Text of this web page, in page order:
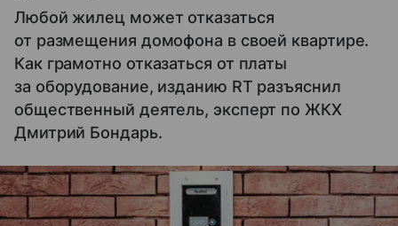
Любой жилец может отказаться
от размещения домофона в своей квартире.
Как грамотно отказаться от платы
за оборудование, изданию RT разъяснил
общественный деятель, эксперт по ЖКХ
Дмитрий Бондарь.